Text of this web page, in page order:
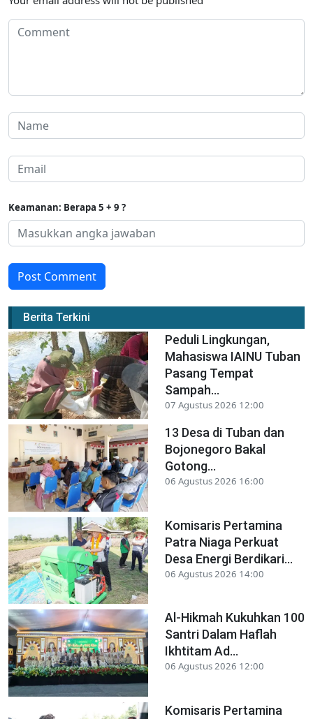
Keamanan: Berapa 5 + 9 ?
Post Comment
Berita Terkini
Peduli Lingkungan,
Mahasiswa IAINU Tuban
Pasang Tempat
Sampah...
07 Agustus 2026 12:00
13 Desa di Tuban dan
Bojonegoro Bakal
Gotong...
06 Agustus 2026 16:00
Komisaris Pertamina
Patra Niaga Perkuat
Desa Energi Berdikari...
06 Agustus 2026 14:00
Al-Hikmah Kukuhkan 100
Santri Dalam Haflah
Ikhtitam Ad...
06 Agustus 2026 12:00
Komisaris Pertamina